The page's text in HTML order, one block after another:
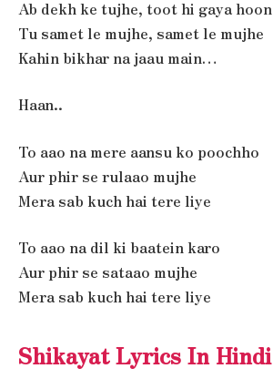
Ab dekh ke tujhe, toot hi gaya hoon
Tu samet le mujhe, samet le mujhe
Kahin bikhar na jaau main…
Haan..
To aao na mere aansu ko poochho
Aur phir se rulaao mujhe
Mera sab kuch hai tere liye
To aao na dil ki baatein karo
Aur phir se sataao mujhe
Mera sab kuch hai tere liye
Shikayat Lyrics In Hindi